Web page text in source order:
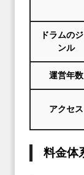
ドラムの
ンル
運営年数
アクセス
料金体